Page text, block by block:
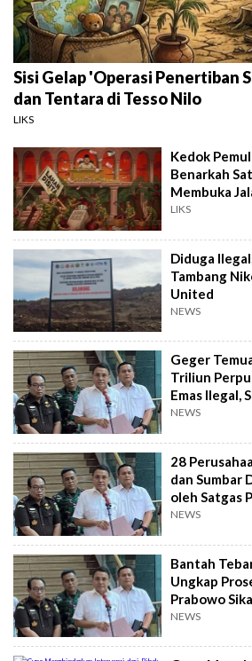
Sisi Gelap 'Operasi Penertiban
dan Tentara di Tesso Nilo
LIKS
Kedok
Benarkah
Membuka
Agrinas?
LIKS
Diduga
Tambang
United
NEWS
Geger
Triliun
Emas Ilegal,
nya?
NEWS
28
dan Sumbar
oleh Satgas
NEWS
Bantah
Ungkap
Prabowo
NEWS